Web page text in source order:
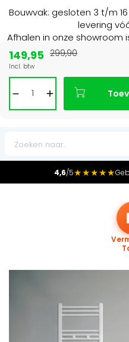
Bouwvak: gesloten 3 t/m
levering
Afhalen in onze showroom
4,6/5★★★★★
149,95
Incl. btw
299,90